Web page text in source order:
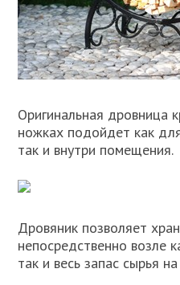
Оригинальная дровница
ножках подойдет как
так и внутри помещения.
Дровяник позволяет
непосредственно возле
так и весь запас сырья